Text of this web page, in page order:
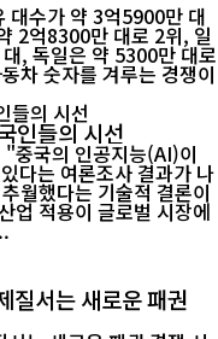
수가 약 3억5900만 대
2억8300만 대로 2위, 일
, 독일은 약 5300만 대로
차 숫자를 겨루는 경쟁이
인들의 시선
중국의 인공지능(AI)이
다는 여론조사 결과가 나
월했다는 기술적 결론이
업 적용이 글로벌 시장에
질서는 새로운 패권